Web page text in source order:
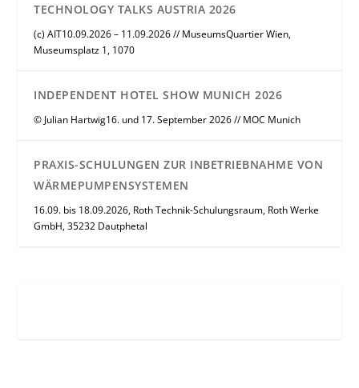
TECHNOLOGY TALKS AUSTRIA 2026
(c) AIT10.09.2026 – 11.09.2026 // MuseumsQuartier Wien,
Museumsplatz 1, 1070
INDEPENDENT HOTEL SHOW MUNICH 2026
© Julian Hartwig16. und 17. September 2026 // MOC Munich
PRAXIS-SCHULUNGEN ZUR INBETRIEBNAHME VON
WÄRMEPUMPENSYSTEMEN
16.09. bis 18.09.2026, Roth Technik-Schulungsraum, Roth Werke
GmbH, 35232 Dautphetal